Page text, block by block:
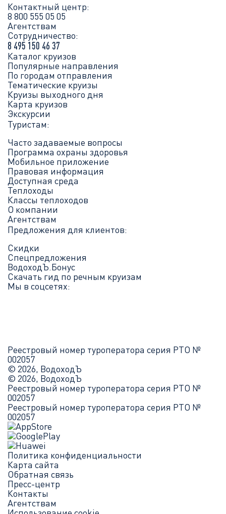
Контактный центр:
8 800 555 05 05
Агентствам
Сотрудничество:
8 495 150 46 37
Каталог круизов
Популярные направления
По городам отправления
Тематические круизы
Круизы выходного дня
Карта круизов
Экскурсии
Туристам:
Часто задаваемые вопросы
Программа охраны здоровья
Мобильное приложение
Правовая информация
Доступная среда
Теплоходы
Классы теплоходов
О компании
Агентствам
Предложения для клиентов:
Скидки
Спецпредложения
ВодоходЪ.Бонус
Скачать гид по речным круизам
Мы в соцсетях:
Реестровый номер туроператора серия РТО №
002057
© 2026, ВодоходЪ
© 2026, ВодоходЪ
Реестровый номер туроператора серия РТО №
002057
Реестровый номер туроператора серия РТО №
002057
Политика конфиденциальности
Карта сайта
Обратная связь
Пресс-центр
Контакты
Агентствам